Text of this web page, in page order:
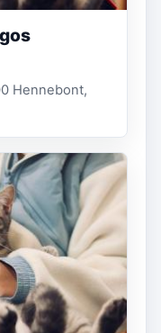
Hennebont,